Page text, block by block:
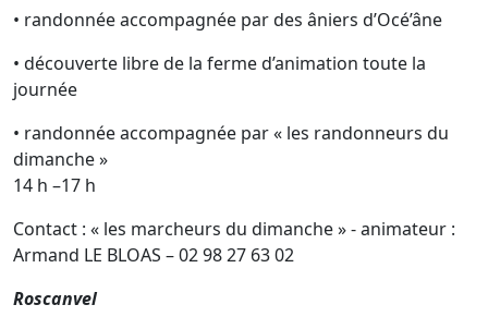
• randonnée accompagnée par des âniers d’Océ’âne
• découverte libre de la ferme d’animation toute la
journée
• randonnée accompagnée par « les randonneurs du
dimanche »
14 h –17 h
Contact : « les marcheurs du dimanche » - animateur :
Armand LE BLOAS – 02 98 27 63 02
Roscanvel